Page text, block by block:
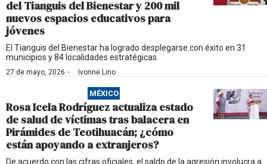
del Tianguis del Bienestar y 200 mil
nuevos espacios educativos para
jóvenes
El Tianguis del Bienestar ha logrado desplegarse con éxito en 31
municipios y 84 localidades estratégicas.
27 de mayo, 2026 · Ivonne Lino
MÉXICO
Rosa Icela Rodríguez actualiza estado
de salud de víctimas tras balacera en
Pirámides de Teotihuacán; ¿cómo
están apoyando a extranjeros?
De acuerdo con las cifras oficiales, el saldo de la agresión involucra a